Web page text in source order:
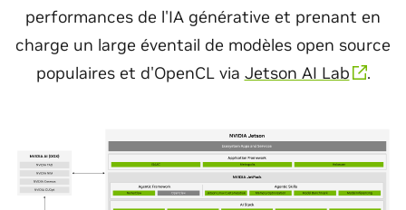
performances de l'IA générative et prenant en
charge un large éventail de modèles open source
populaires et d'OpenCL via Jetson AI Lab .